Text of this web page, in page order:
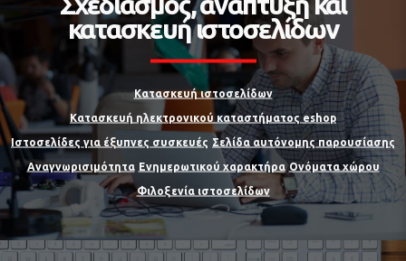
κατασκευή ιστοσελίδων
Κατασκευή ιστοσελίδων
Κατασκευή ηλεκτρονικού καταστήματος eshop
Ιστοσελίδες για έξυπνες συσκευές Σελίδα αυτόνομης παρουσίασης
Αναγνωρισιμότητα Ενημερωτικού χαρακτήρα Ονόματα χώρου
Φιλοξενία ιστοσελίδων